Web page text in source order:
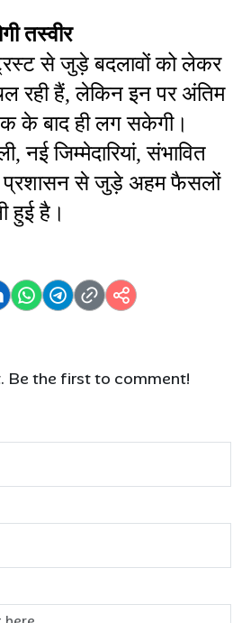
तस्वीर
से जुड़े बदलावों को लेकर
रही हैं, लेकिन इन पर अंतिम
के बाद ही लग सकेगी।
नई जिम्मेदारियां, संभावित
प्रशासन से जुड़े अहम फैसलों
हुई है।
Be the first to comment!